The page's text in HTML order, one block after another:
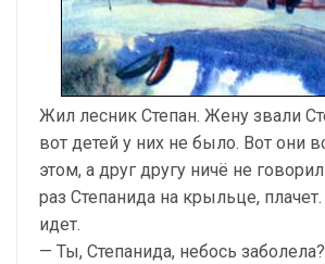
Жил лесник Степан. Жену звали
вот детей у них не было. Вот они
этом, а друг другу ничё не
раз Степанида на крыльце,
идет.
— Ты, Степанида, небось заболела?